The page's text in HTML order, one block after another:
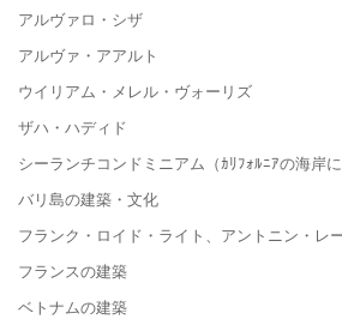
アルヴァロ・シザ
アルヴァ・アアルト
ウイリアム・メレル・ヴォーリズ
ザハ・ハディド
シーランチコンドミニアム（ｶﾘﾌｫﾙﾆｱの海岸
バリ島の建築・文化
フランク・ロイド・ライト、アントニン・レ
フランスの建築
ベトナムの建築